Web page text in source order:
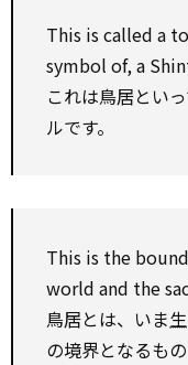
This is called a
symbol of, a
これは鳥居とい
ルです。
This is the
world and the
鳥居とは、いま
の境界となるもの